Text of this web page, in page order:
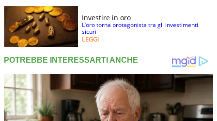
Investire in oro
L’oro torna protagonista tra gli investimenti
sicuri
LEGGI